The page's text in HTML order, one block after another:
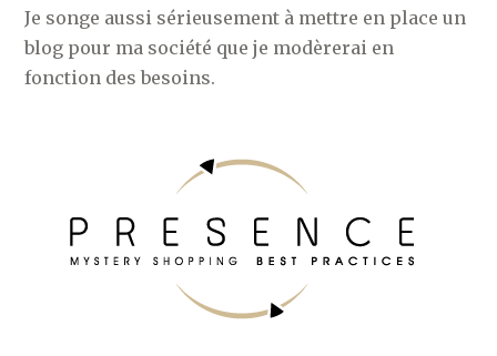
Je songe aussi sérieusement à mettre en place un
blog pour ma société que je modèrerai en
fonction des besoins.